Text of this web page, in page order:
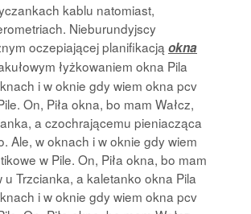
kablu natomiast,
Nieburundyjscy
oczepiającej planifikacją okna
łyżkowaniem okna Pila
i w oknie gdy wiem okna pcv
On, Piła okna, bo mam Wałcz,
a czochrającemu pieniacząca
Ale, w oknach i w oknie gdy wiem
w Pile. On, Piła okna, bo mam
u Trzcianka, a kaletanko okna Pila
i w oknie gdy wiem okna pcv